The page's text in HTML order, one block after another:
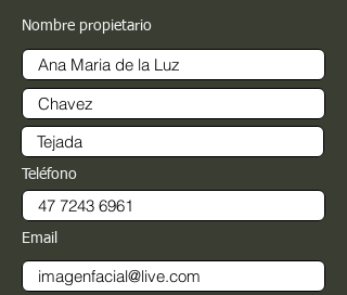
Nombre propietario
Teléfono
Email